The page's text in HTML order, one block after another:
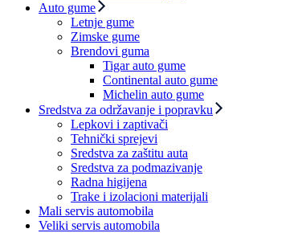
Auto gume
Letnje gume
Zimske gume
Brendovi guma
Tigar auto gume
Continental auto gume
Michelin auto gume
Sredstva za održavanje i popravku
Lepkovi i zaptivači
Tehnički sprejevi
Sredstva za zaštitu auta
Sredstva za podmazivanje
Radna higijena
Trake i izolacioni materijali
Mali servis automobila
Veliki servis automobila